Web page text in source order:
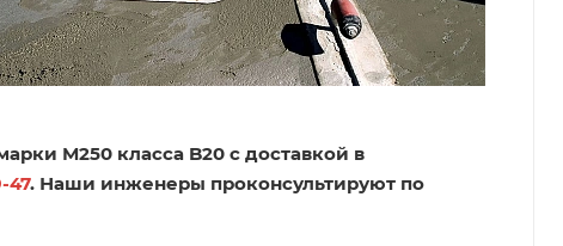
М250 класса B20 с доставкой в
47. Наши инженеры проконсультируют по